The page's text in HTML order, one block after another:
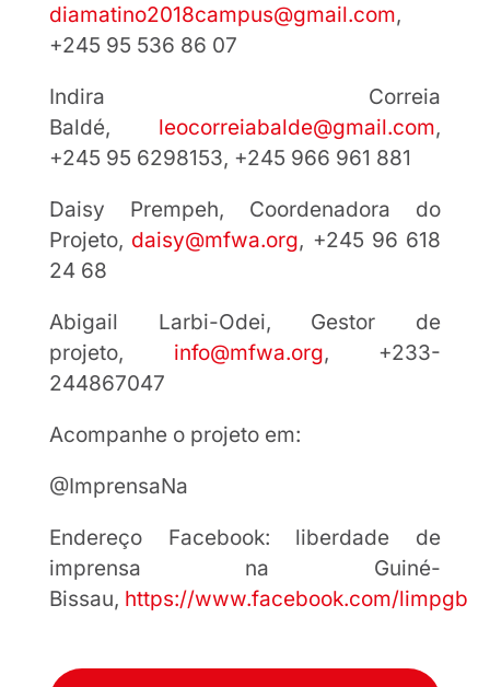
diamatino2018campus@gmail.com,
+245 95 536 86 07
Indira Correia
Baldé, leocorreiabalde@gmail.com,
+245 95 6298153, +245 966 961 881
Daisy Prempeh, Coordenadora do
Projeto, daisy@mfwa.org, +245 96 618
24 68
Abigail Larbi-Odei, Gestor de
projeto, info@mfwa.org, +233-
244867047
Acompanhe o projeto em:
@ImprensaNa
Endereço Facebook: liberdade de
imprensa na Guiné-
Bissau, https://www.facebook.com/limpgb